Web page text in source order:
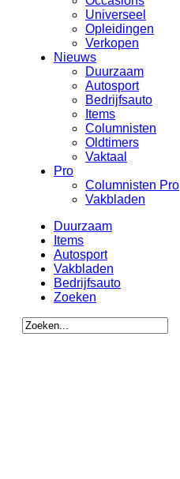
Universeel
Opleidingen
Verkopen
Nieuws
Duurzaam
Autosport
Bedrijfsauto
Items
Columnisten
Oldtimers
Vaktaal
Pro
Columnisten Pro
Vakbladen
Duurzaam
Items
Autosport
Vakbladen
Bedrijfsauto
Zoeken